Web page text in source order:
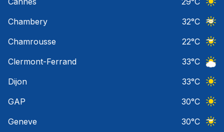
Chambery
32°C
Chamrousse
22°C
Clermont-Ferrand
33°C
Dijon
33°C
GAP
30°C
Geneve
30°C